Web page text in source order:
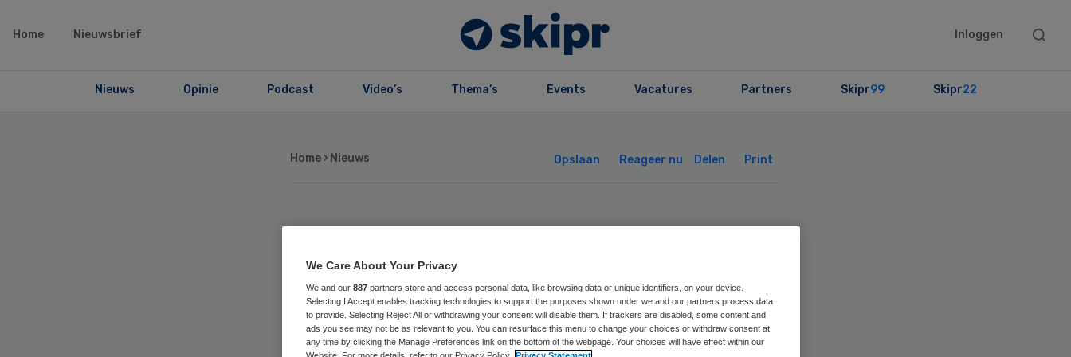
Home Nieuwsbrief Inloggen
Search
Nieuws Opinie Podcast Video’s Thema’s Events Vacatures Partners Skipr99 Skipr22
Home › Nieuws Opslaan Reageer nu Delen Print
Mislukte nieuwbouw
Heliomare kost
Beverwijk geld
We Care About Your Privacy
We and our 887 partners store and access personal data, like browsing data or unique identifiers, on your device.
Selecting I Accept enables tracking technologies to support the purposes shown under we and our partners process data
to provide. Selecting Reject All or withdrawing your consent will disable them. If trackers are disabled, some content and
ads you see may not be as relevant to you. You can resurface this menu to change your choices or withdraw consent at
any time by clicking the Manage Preferences link on the bottom of the webpage. Your choices will have effect within our